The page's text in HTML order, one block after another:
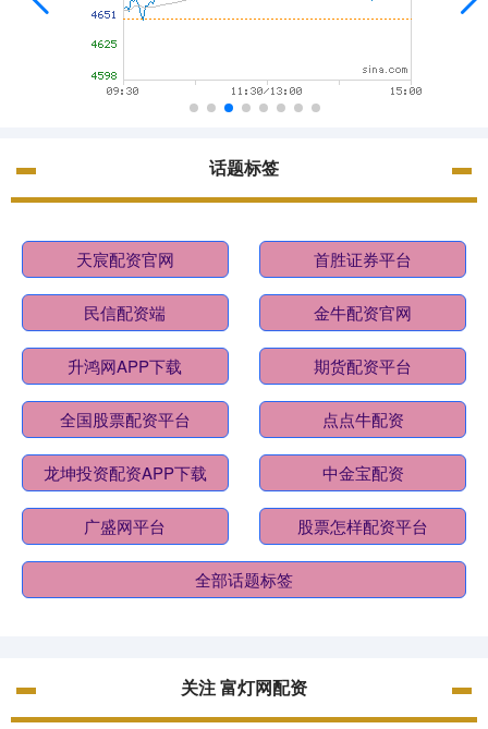
话题标签
天宸配资官网 首胜证券平台
民信配资端 金牛配资官网
升鸿网APP下载 期货配资平台
全国股票配资平台 点点牛配资
龙坤投资配资APP下载 中金宝配资
广盛网平台 股票怎样配资平台
全部话题标签
关注 富灯网配资